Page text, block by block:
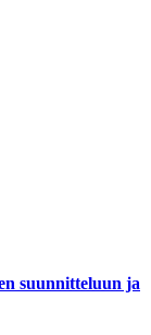
suunnitteluun ja